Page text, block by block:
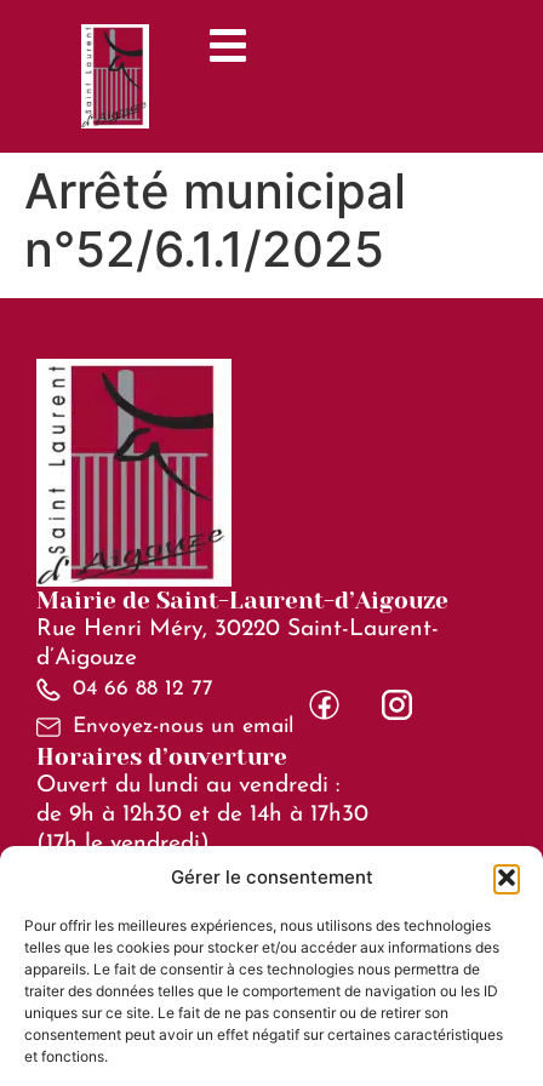
Gérer le consentement
Pour offrir les meilleures expériences, nous utilisons des technologies
telles que les cookies pour stocker et/ou accéder aux informations des
appareils. Le fait de consentir à ces technologies nous permettra de
traiter des données telles que le comportement de navigation ou les ID
uniques sur ce site. Le fait de ne pas consentir ou de retirer son
consentement peut avoir un effet négatif sur certaines caractéristiques
et fonctions.
Arrêté municipal
n°52/6.1.1/2025
Mairie de Saint-Laurent-d’Aigouze
Rue Henri Méry, 30220 Saint-Laurent-
d’Aigouze
04 66 88 12 77
Envoyez-nous un email
Horaires d’ouverture
Ouvert du lundi au vendredi :
de 9h à 12h30 et de 14h à 17h30
(17h le vendredi)
de 8h à 15h
Liens utiles
Mentions légales
Accessibilité